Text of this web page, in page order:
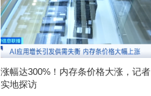
涨幅达300%！内存条价格大涨，记者
实地探访